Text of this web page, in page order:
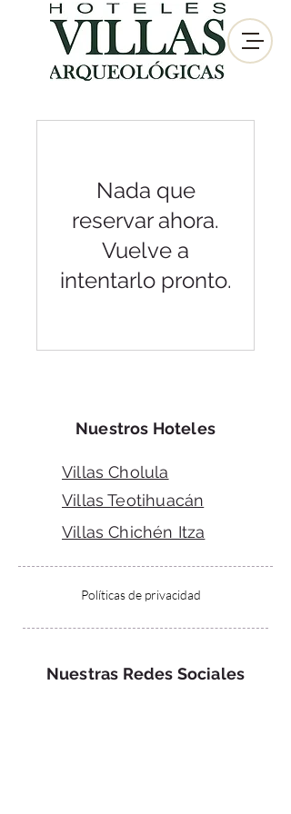
Nada que
reservar ahora.
Vuelve a
intentarlo pronto.
Nuestros Hoteles
Villas Cholula
Villas Teotihuacán
Villas Chichén Itza
Políticas de privacidad
Nuestras Redes Sociales